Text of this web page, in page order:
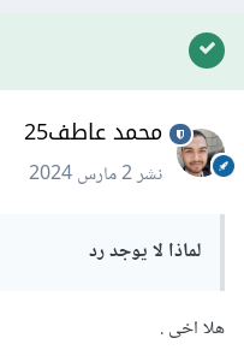
محمد عاطف25
نشر2 مارس 2024
لماذا لا يوجد رد
هلا اخى .